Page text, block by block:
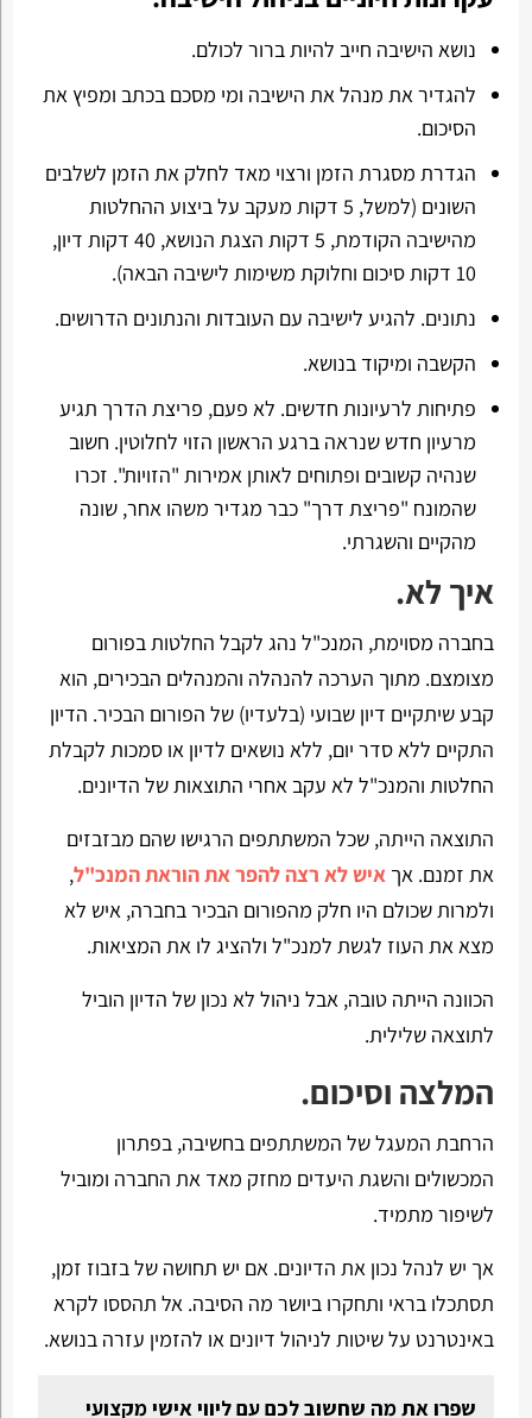
נושא הישיבה חייב להיות ברור לכולם.
להגדיר את מנהל את הישיבה ומי מסכם בכתב ומפיץ את
הסיכום.
הגדרת מסגרת הזמן ורצוי מאד לחלק את הזמן לשלבים
השונים (למשל, 5 דקות מעקב על ביצוע ההחלטות
מהישיבה הקודמת, 5 דקות הצגת הנושא, 40 דקות דיון,
10 דקות סיכום וחלוקת משימות לישיבה הבאה).
נתונים. להגיע לישיבה עם העובדות והנתונים הדרושים.
הקשבה ומיקוד בנושא.
פתיחות לרעיונות חדשים. לא פעם, פריצת הדרך תגיע
מרעיון חדש שנראה ברגע הראשון הזוי לחלוטין. חשוב
שנהיה קשובים ופתוחים לאותן אמירות "הזויות". זכרו
שהמונח "פריצת דרך" כבר מגדיר משהו אחר, שונה
מהקיים והשגרתי.
איך לא.
בחברה מסוימת, המנכ"ל נהג לקבל החלטות בפורום
מצומצם. מתוך הערכה להנהלה והמנהלים הבכירים, הוא
קבע שיתקיים דיון שבועי (בלעדיו) של הפורום הבכיר. הדיון
התקיים ללא סדר יום, ללא נושאים לדיון או סמכות לקבלת
החלטות והמנכ"ל לא עקב אחרי התוצאות של הדיונים.
התוצאה הייתה, שכל המשתתפים הרגישו שהם מבזבזים
את זמנם. אך איש לא רצה להפר את הוראת המנכ"ל,
ולמרות שכולם היו חלק מהפורום הבכיר בחברה, איש לא
מצא את העוז לגשת למנכ"ל ולהציג לו את המציאות.
הכוונה הייתה טובה, אבל ניהול לא נכון של הדיון הוביל
לתוצאה שלילית.
המלצה וסיכום.
הרחבת המעגל של המשתתפים בחשיבה, בפתרון
המכשולים והשגת היעדים מחזק מאד את החברה ומוביל
לשיפור מתמיד.
אך יש לנהל נכון את הדיונים. אם יש תחושה של בזבוז זמן,
תסתכלו בראי ותחקרו ביושר מה הסיבה. אל תהססו לקרא
באינטרנט על שיטות לניהול דיונים או להזמין עזרה בנושא.
שפרו את מה שחשוב לכם עם ליווי אישי מקצועי